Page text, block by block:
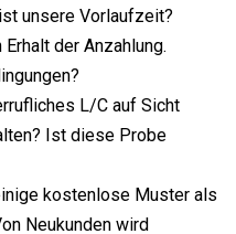
unsere Vorlaufzeit?
der Anzahlung.
L/C auf Sicht
Ist diese Probe
kostenlose Muster als
Neukunden wird